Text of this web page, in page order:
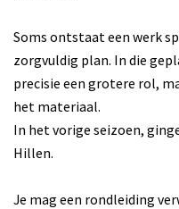
Soms ontstaat een werk
zorgvuldig plan. In die
precisie een grotere rol,
het materiaal.
In het vorige seizoen,
Hillen.
Je mag een rondleiding